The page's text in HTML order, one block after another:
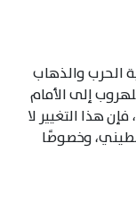
الحرب والذهاب
إلى الأمام
هذا التغيير لا
وخصوصًا